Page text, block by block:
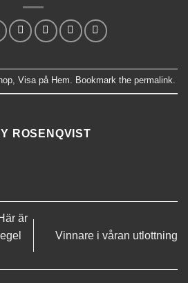
Visa på Hem . Bookmark the permalink
ROSENQVIST
är
Vinnare i våran utlottning